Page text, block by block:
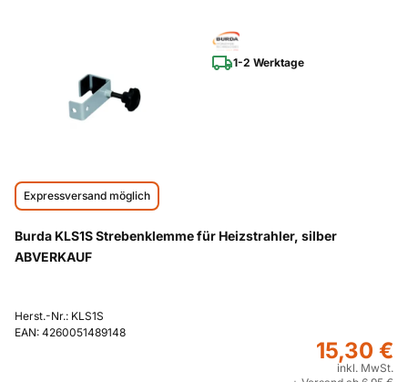
1-2 Werktage
Expressversand möglich
Burda KLS1S Strebenklemme für Heizstrahler, silber
ABVERKAUF
Herst.-Nr.: KLS1S
EAN: 4260051489148
15,30 €
inkl. MwSt.